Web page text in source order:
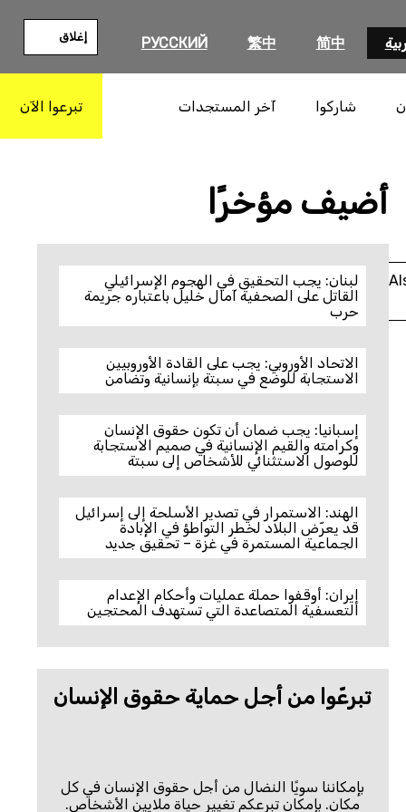
简中
繁中
РУССКИЙ إغلاق
شاركوا آخر المستجدات تبرعوا الآن
أضيف مؤخرًا
لبنان: يجب التحقيق في الهجوم الإسرائيلي
القاتل على الصحفية آمال خليل باعتباره جريمة
حرب
الاتحاد الأوروبي: يجب على القادة الأوروبيين
الاستجابة للوضع في سبتة بإنسانية وتضامن
إسبانيا: يجب ضمان أن تكون حقوق الإنسان
وكرامته والقيم الإنسانية في صميم الاستجابة
للوصول الاستثنائي للأشخاص إلى سبتة
الهند: الاستمرار في تصدير الأسلحة إلى إسرائيل
قد يعرّض البلاد لخطر التواطؤ في الإبادة
الجماعية المستمرة في غزة – تحقيق جديد
إيران: أوقفوا حملة عمليات وأحكام الإعدام
التعسفية المتصاعدة التي تستهدف المحتجين
تبرعّوا من أجل حماية حقوق الإنسان
بإمكاننا سويًا النضال من أجل حقوق الإنسان في كل
مكان. بإمكان تبرعكم تغيير حياة ملايين الأشخاص.